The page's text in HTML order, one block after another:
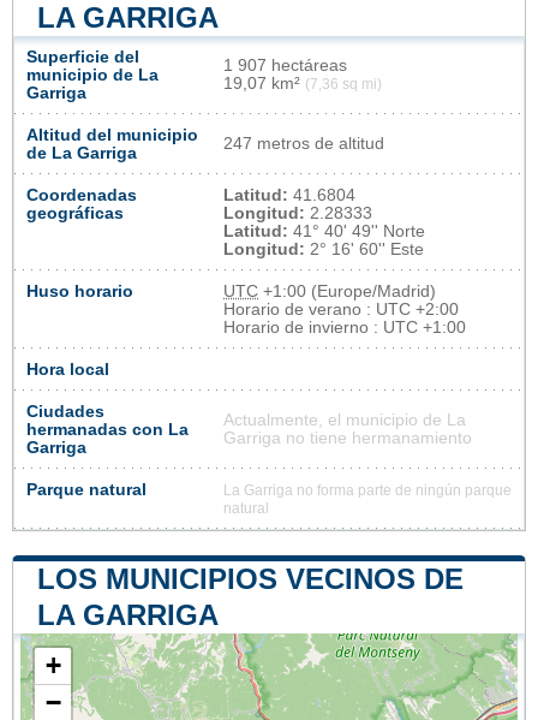
LA GARRIGA
Superficie del
municipio de La
Garriga
1 907 hectáreas
19,07 km² (7,36 sq mi)
Altitud del municipio
de La Garriga
247 metros de altitud
Coordenadas
geográficas
Latitud: 41.6804
Longitud: 2.28333
Latitud: 41° 40' 49'' Norte
Longitud: 2° 16' 60'' Este
Huso horario UTC +1:00 (Europe/Madrid)
Horario de verano : UTC +2:00
Horario de invierno : UTC +1:00
Hora local
Ciudades
hermanadas con La
Garriga
Actualmente, el municipio de La
Garriga no tiene hermanamiento
Parque natural
La Garriga no forma parte de ningún parque
natural
LOS MUNICIPIOS VECINOS DE
LA GARRIGA
+
−